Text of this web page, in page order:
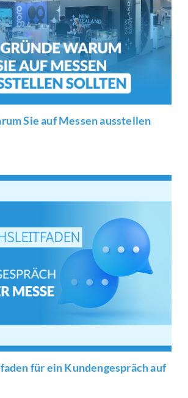
Sie auf Messen ausstellen
für ein Kundengespräch auf